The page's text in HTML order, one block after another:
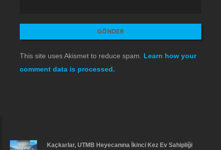
This site uses Akismet to reduce spam. Learn how your
comment data is processed.
Kaçkarlar, UTMB Heyecanına İkinci Kez Ev Sahipliği